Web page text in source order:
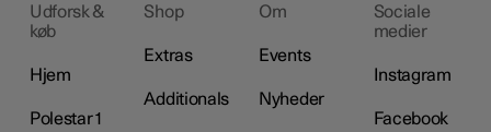
Udforsk &
køb
Hjem
Polestar 1
Shop
Extras
Additionals
Om
Events
Nyheder
Sociale
medier
Instagram
Facebook